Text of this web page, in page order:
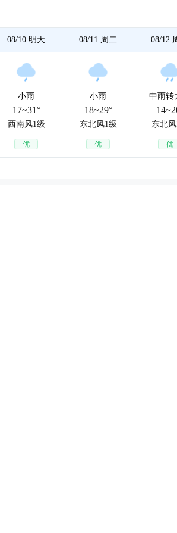
08/10 明天
小雨
17~31°
西南风1级
优
08/11 周二
小雨
18~29°
东北风1级
优
08/12
中雨转
东北
优